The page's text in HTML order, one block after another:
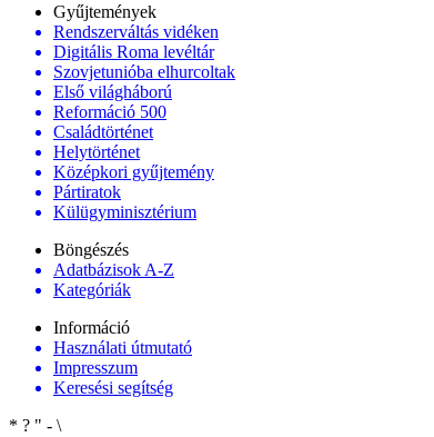
Gyűjtemények
Rendszerváltás vidéken
Digitális Roma levéltár
Szovjetunióba elhurcoltak
Első világháború
Reformáció 500
Családtörténet
Helytörténet
Középkori gyűjtemény
Pártiratok
Külügyminisztérium
Böngészés
Adatbázisok A-Z
Kategóriák
Információ
Használati útmutató
Impresszum
Keresési segítség
* ? " - \